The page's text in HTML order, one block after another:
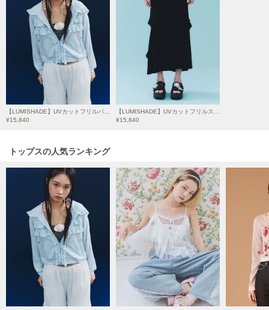
HUNTER
ハンター
HOKA ONEONE
ホカ オネオネ
LAATO
ラート
le coq sportif
ルコックスポルティフ
LeSportsac
レスポートサック
LILY BROWN
¥15,840
¥15,840
トップスの人気ランキング